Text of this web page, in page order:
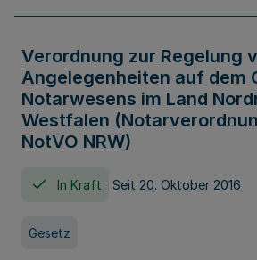
Verordnung zur Regelung
Angelegenheiten auf dem
Notarwesens im Land
Westfalen
NotVO NRW)
In Kraft Seit 20. Oktober 2016
Gesetz